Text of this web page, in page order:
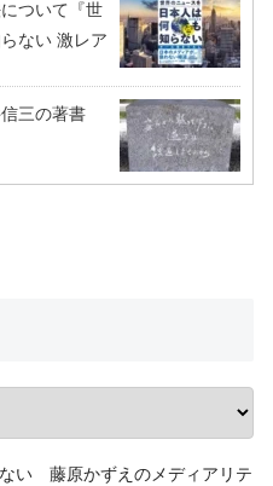
ついて『世
ない 激レア
三の著書
い 藤原かずえのメディアリテ